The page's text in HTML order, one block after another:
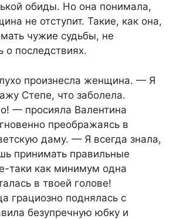
обиды. Но она понимала,
не отступит. Такие, как она,
чужие судьбы, не
о последствиях.
произнесла женщина. — Я
Степе, что заболела.
— просияла Валентина
преображаясь в
даму. — Я всегда знала,
принимать правильные
таки как минимум одна
в твоей голове!
грациозно поднялась с
безупречную юбку и